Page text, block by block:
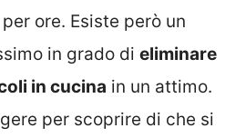
ore. Esiste però un
in grado di eliminare
in cucina in un attimo.
per scoprire di che si